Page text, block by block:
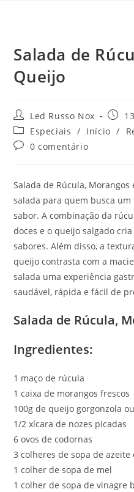
Salada de
Queijo
Led Russo Nox
Especiais / Início /
0 comentário
Salada de Rúcula,
salada para quem busca
sabor. A combinação da
doces e o queijo salgado
sabores. Além disso, a
queijo contrasta com a
salada uma experiência
saudável, rápida e fácil de
Salada de Rúcula,
Ingredientes:
1 maço de rúcula
1 caixa de morangos frescos
100g de queijo gorgonzola
1/2 xícara de nozes picadas
6 ovos de codornas
3 colheres de sopa de azeite
1 colher de sopa de mel
1 colher de sopa de vinagre